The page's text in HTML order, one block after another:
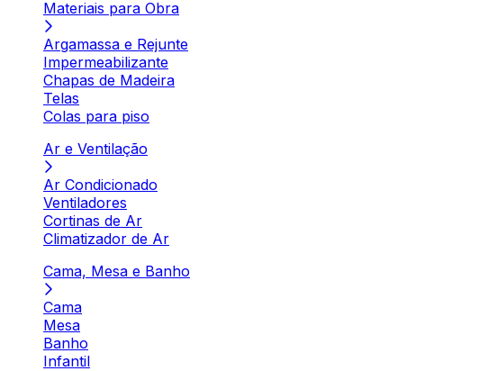
Materiais para Obra
Argamassa e Rejunte
Impermeabilizante
Chapas de Madeira
Telas
Colas para piso
Ar e Ventilação
Ar Condicionado
Ventiladores
Cortinas de Ar
Climatizador de Ar
Cama, Mesa e Banho
Cama
Mesa
Banho
Infantil